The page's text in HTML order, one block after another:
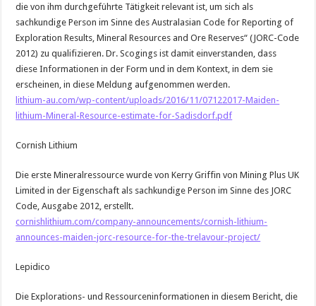
die von ihm durchgeführte Tätigkeit relevant ist, um sich als
sachkundige Person im Sinne des Australasian Code for Reporting of
Exploration Results, Mineral Resources and Ore Reserves“ (JORC-Code
2012) zu qualifizieren. Dr. Scogings ist damit einverstanden, dass
diese Informationen in der Form und in dem Kontext, in dem sie
erscheinen, in diese Meldung aufgenommen werden.
lithium-au.com/wp-content/uploads/2016/11/07122017-Maiden-
lithium-Mineral-Resource-estimate-for-Sadisdorf.pdf
Cornish Lithium
Die erste Mineralressource wurde von Kerry Griffin von Mining Plus UK
Limited in der Eigenschaft als sachkundige Person im Sinne des JORC
Code, Ausgabe 2012, erstellt.
cornishlithium.com/company-announcements/cornish-lithium-
announces-maiden-jorc-resource-for-the-trelavour-project/
Lepidico
Die Explorations- und Ressourceninformationen in diesem Bericht, die